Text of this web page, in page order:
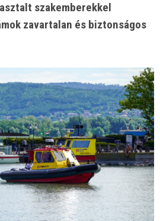
szakemberekkel
zavartalan és biztonságos